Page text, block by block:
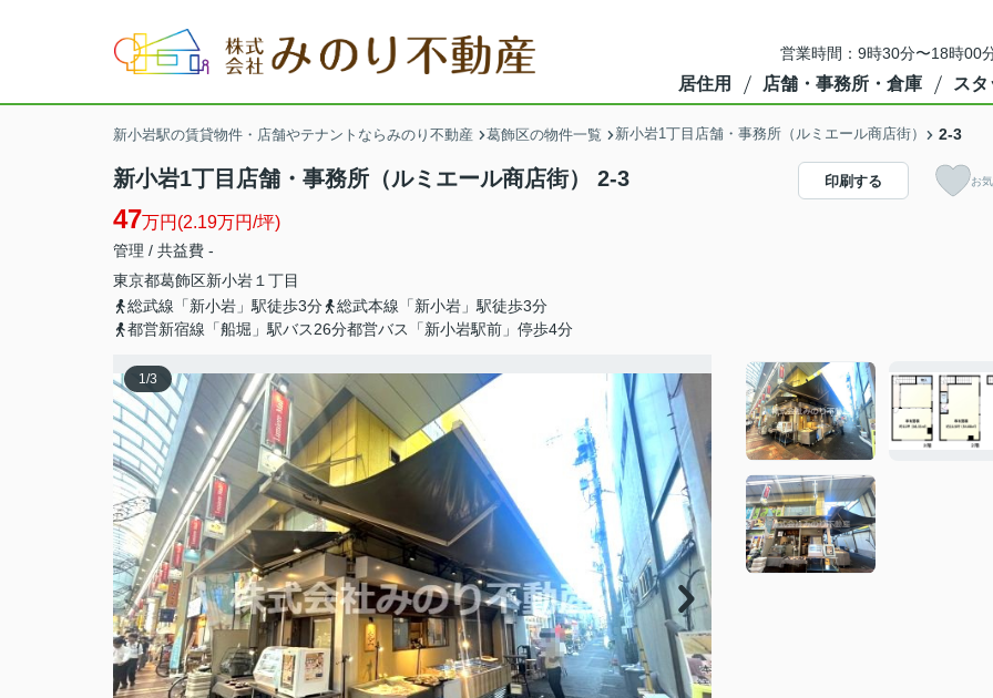
営業時間：9時30分〜18時
居住用 店舗・事務所・倉庫 スタ
新小岩駅の賃貸物件・店舗やテナントならみのり不動産 葛飾区の物件一覧 新小岩1丁目店舗・事務所（ルミエール商店街） 2-3
新小岩1丁目店舗・事務所（ルミエール商店街） 2-3
47万円(2.19万円/坪)
管理 / 共益費 -
東京都葛飾区新小岩 １丁目
総武線「新小岩」駅徒歩3分
総武本線「新小岩」駅徒歩3分
都営新宿線「船堀」駅バス26分都営バス「新小岩駅前」停歩4分
印刷する お
1/3